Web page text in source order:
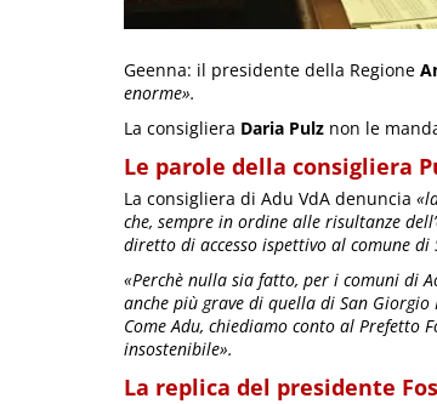
Geenna: il presidente della Regione
enorme».
La consigliera Daria Pulz non le
Le parole della consigliera
La consigliera di Adu VdA denuncia
che, sempre in ordine alle risultanze
diretto di accesso ispettivo al comune di
«Perchè nulla sia fatto, per i comuni di
anche più grave di quella di San
Come Adu, chiediamo conto al Prefetto
insostenibile».
La replica del presidente